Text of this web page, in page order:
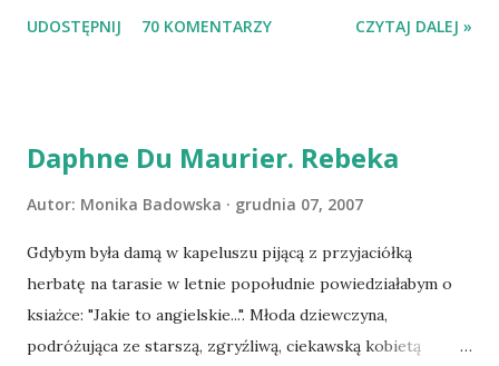
Losowanie odbędzie się w niedzielę o 8:00. Zapraszam
UDOSTĘPNIJ 70 KOMENTARZY CZYTAJ DALEJ »
Daphne Du Maurier. Rebeka
Autor: Monika Badowska grudnia 07, 2007
Gdybym była damą w kapeluszu pijącą z przyjaciółką
herbatę na tarasie w letnie popołudnie powiedziałabym o
ksiażce: "Jakie to angielskie...". Młoda dziewczyna,
podróżująca ze starszą, zgryźliwą, ciekawską kobietą